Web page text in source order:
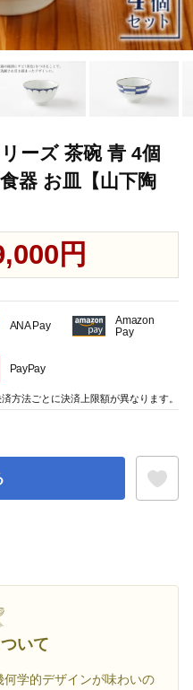
ーズ 茶碗 青 4個
器 お皿【山下陶
円
いて
学的デザインが味わいの
ANA Pay
Amazon
Pay
PayPay
済方法ごとに決済上限額が異なります。